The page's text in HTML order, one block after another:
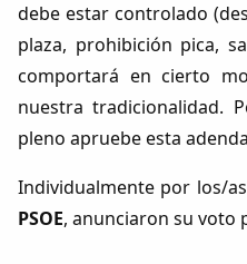
debe estar controlado
plaza, prohibición pica,
comportará en cierto
nuestra tradicionalidad.
pleno apruebe esta
Individualmente por los/
PSOE, anunciaron su voto